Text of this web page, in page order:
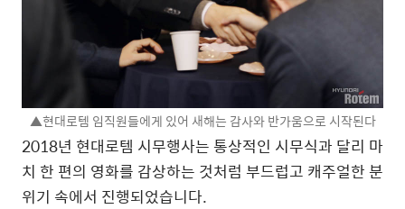
▲현대로템 임직원들에게 있어 새해는 감사와 반가움으로 시작된다
2018년 현대로템 시무행사는 통상적인 시무식과 달리 마
치 한 편의 영화를 감상하는 것처럼 부드럽고 캐주얼한 분
위기 속에서 진행되었습니다.